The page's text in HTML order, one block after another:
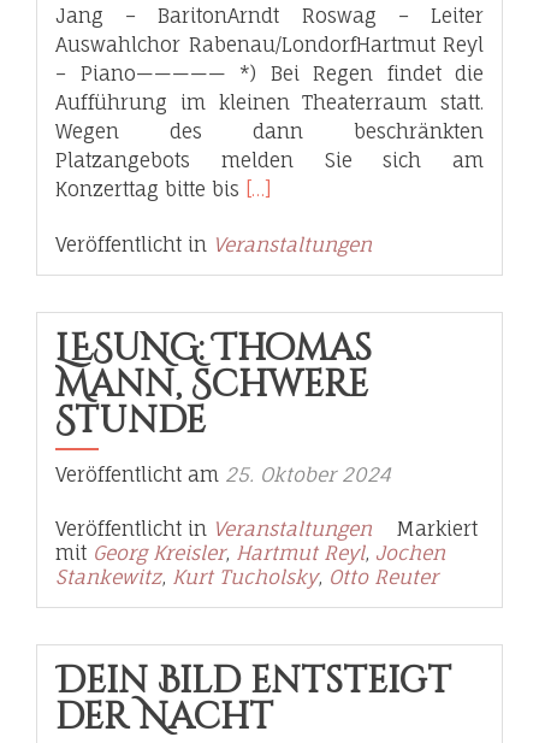
Jang – BaritonArndt Roswag – Leiter
Auswahlchor Rabenau/LondorfHartmut Reyl
– Piano————— *) Bei Regen findet die
Aufführung im kleinen Theaterraum statt.
Wegen des dann beschränkten
Platzangebots melden Sie sich am
Konzerttag bitte bis Read
about
Programm
–
Teil
2
[…]
Veröffentlicht in Veranstaltungen
LESUNG: Thomas
Mann, Schwere
Stunde
Veröffentlicht am 25. Oktober 2024
Veröffentlicht in Veranstaltungen
Markiert
mit Georg Kreisler, Hartmut Reyl, Jochen
Stankewitz, Kurt Tucholsky, Otto Reuter
Dein Bild entsteigt
der Nacht